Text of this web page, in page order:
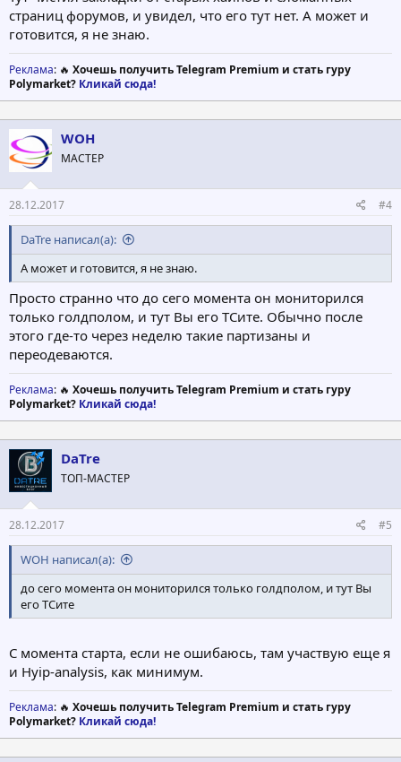
страниц форумов, и увидел, что его тут нет. А может и
готовится, я не знаю.
Реклама: 🔥 Хочешь получить Telegram Premium и стать гуру
Polymarket? Кликай сюда!
WOH
МАСТЕР
28.12.2017 #4
DaTre написал(а):
А может и готовится, я не знаю.
Просто странно что до сего момента он мониторился
только голдполом, и тут Вы его ТСите. Обычно после
этого где-то через неделю такие партизаны и
переодеваются.
Реклама: 🔥 Хочешь получить Telegram Premium и стать гуру
Polymarket? Кликай сюда!
DaTre
ТОП-МАСТЕР
28.12.2017 #5
WOH написал(а):
до сего момента он мониторился только голдполом, и тут Вы
его ТСите
С момента старта, если не ошибаюсь, там участвую еще я
и Hyip-analysis, как минимум.
Реклама: 🔥 Хочешь получить Telegram Premium и стать гуру
Polymarket? Кликай сюда!